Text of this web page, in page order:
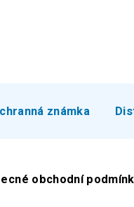
známka
obchodní